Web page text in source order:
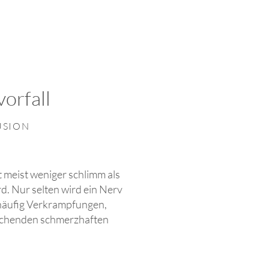
weniger schlimm als
Nur selten wird ein Nerv
Verkrampfungen,
schmerzhaften